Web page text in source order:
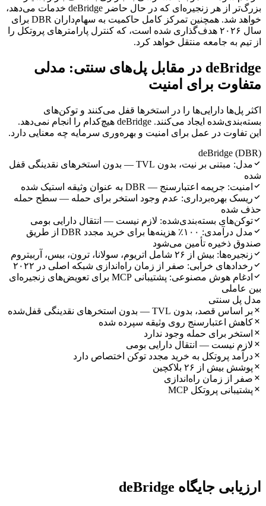
بزرگ‌تر از هر زنجیره‌ای که در حال حاضر deBridge خدمات می‌دهد،
خواهد شد. همچنین تمرکز کامل حاکمیت به سهام‌داران DBR برای
سال ۲۰۲۶ هدف‌گذاری شده است، که کنترل پارامترهای پروتکل را
از تیم به جامعه منتقل خواهد کرد.
deBridge در مقابل پل‌های سنتی: مدلی
متفاوت برای امنیت
اکثر پل‌ها دارایی‌ها را در استخرها قفل می‌کنند و توکن‌های
بسته‌بندی‌شده ایجاد می‌کنند. deBridge هیچ‌کدام را انجام نمی‌دهد.
این تفاوت در عمل برای امنیت و بهره‌وری سرمایه چه معنایی دارد.
deBridge (DBR)
مدل: مبتنی بر نیت، بدون TVL — بدون استخرهای نقدینگی قفل
شده
امنیت: جریمه اعتبارسنج — DBR به عنوان وثیقه استیک شده
ریسک بهره‌برداری: عدم وجود استخر برای حمله — سطح حمله
حذف شده
توکن‌های بسته‌بندی‌شده: لازم نیست — انتقال دارایی بومی
مدل درآمدی: ۱۰۰٪ هزینه‌ها برای خرید مجدد DBR از طریق
صندوق ذخیره تأمین می‌شود
زنجیره‌ها: بیش از ۲۶ شامل اتریوم، سولانا، ترون، بیس، آربیتروم
رخدادهای خرابی: صفر از زمان راه‌اندازی شبکه اصلی در ۲۰۲۲
ادغام هوش مصنوعی: پشتیبانی MCP برای تعویض‌های زنجیره‌ای
بین عاملی
مدل پل سنتی
بر اساس قصد، بدون TVL — بدون استخرهای نقدینگی قفل‌شده
کاهش اعتبارسنج روی وثیقه سپرده شده
استخر برای حمله وجود ندارد
لازم نیست — انتقال دارایی بومی
درآمد پروتکل به خرید مجدد توکن اختصاص دارد
پوشش بیش از ۲۶ بلاکچین
صفر از زمان راه‌اندازی
پشتیبانی پروتکل MCP
ارزیابی جایگاه deBridge